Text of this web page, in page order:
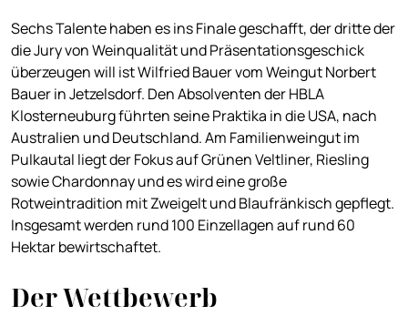
Sechs Talente haben es ins Finale geschafft, der dritte der
die Jury von Weinqualität und Präsentationsgeschick
überzeugen will ist Wilfried Bauer vom Weingut Norbert
Bauer in Jetzelsdorf. Den Absolventen der HBLA
Klosterneuburg führten seine Praktika in die USA, nach
Australien und Deutschland. Am Familienweingut im
Pulkautal liegt der Fokus auf Grünen Veltliner, Riesling
sowie Chardonnay und es wird eine große
Rotweintradition mit Zweigelt und Blaufränkisch gepflegt.
Insgesamt werden rund 100 Einzellagen auf rund 60
Hektar bewirtschaftet.
Der Wettbewerb